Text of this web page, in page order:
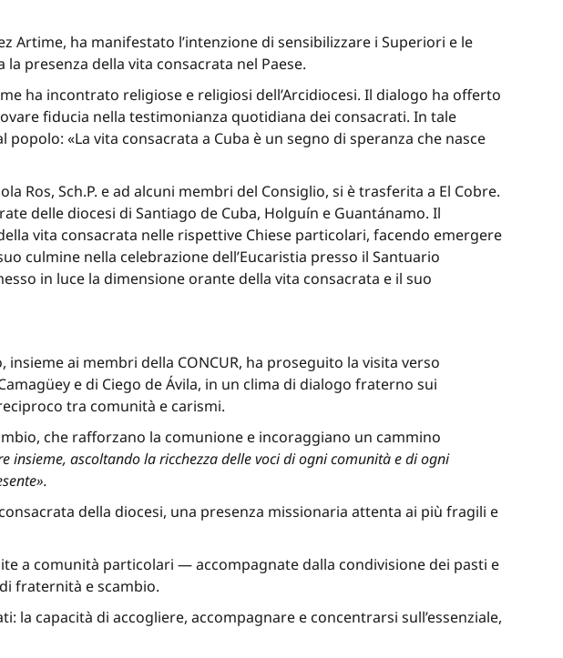
Artime, ha manifestato l’intenzione di sensibilizzare i Superiori e le
presenza della vita consacrata nel Paese.
ha incontrato religiose e religiosi dell’Arcidiocesi. Il dialogo ha offerto
fiducia nella testimonianza quotidiana dei consacrati. In tale
«La vita consacrata a Cuba è un segno di speranza che nasce
Ros, Sch.P. e ad alcuni membri del Consiglio, si è trasferita a El Cobre.
delle diocesi di Santiago de Cuba, Holguín e Guantánamo. Il
vita consacrata nelle rispettive Chiese particolari, facendo emergere
culmine nella celebrazione dell’Eucaristia presso il Santuario
in luce la dimensione orante della vita consacrata e il suo
ai membri della CONCUR, ha proseguito la visita verso
e di Ciego de Ávila, in un clima di dialogo fraterno sui
tra comunità e carismi.
che rafforzano la comunione e incoraggiano un cammino
ascoltando la ricchezza delle voci di ogni comunità e di ogni
della diocesi, una presenza missionaria attenta ai più fragili e
a comunità particolari — accompagnate dalla condivisione dei pasti e
fraternità e scambio.
capacità di accogliere, accompagnare e concentrarsi sull’essenziale,